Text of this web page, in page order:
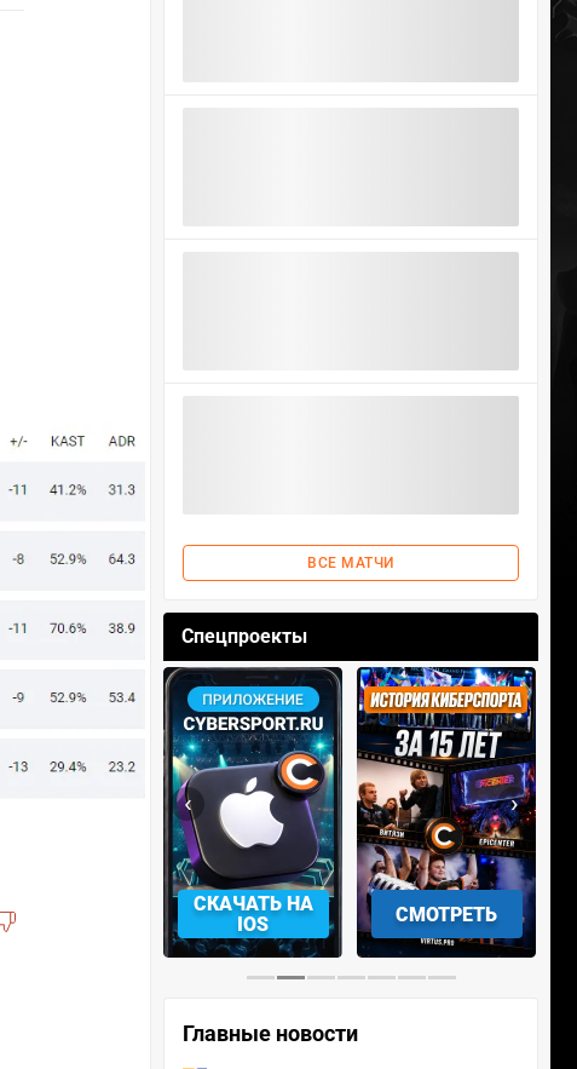
ВСЕ МАТЧИ
Спецпроекты
СКАЧАТЬ НА
IOS
СМОТРЕТЬ
‹ ›
Главные новости